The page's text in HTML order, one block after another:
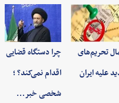
تحریم‌های
علیه ایران
چرا دستگاه قضایی
اقدام نمی‌کند؟ ؛
شخصی خبر…